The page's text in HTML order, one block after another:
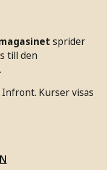
sprider
till den
Kurser visas